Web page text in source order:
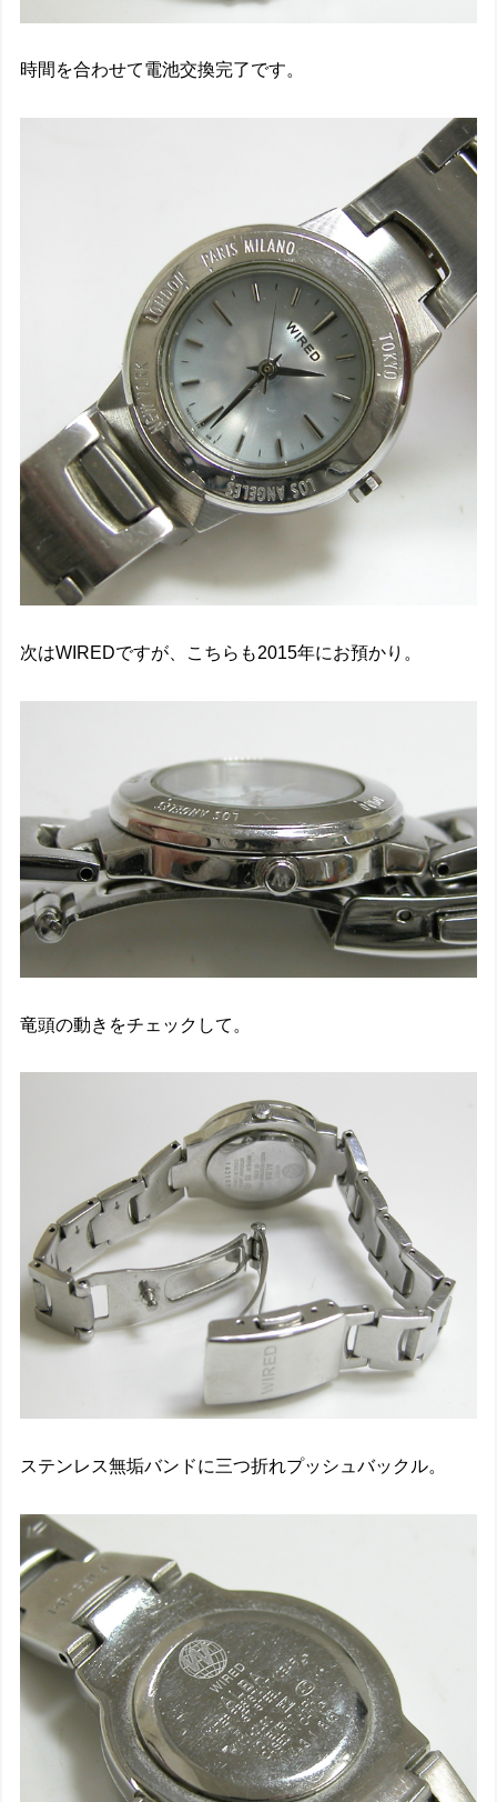
時間を合わせて電池交換完了です。
次はWIREDですが、こちらも2015年にお預かり。
竜頭の動きをチェックして。
ステンレス無垢バンドに三つ折れプッシュバックル。